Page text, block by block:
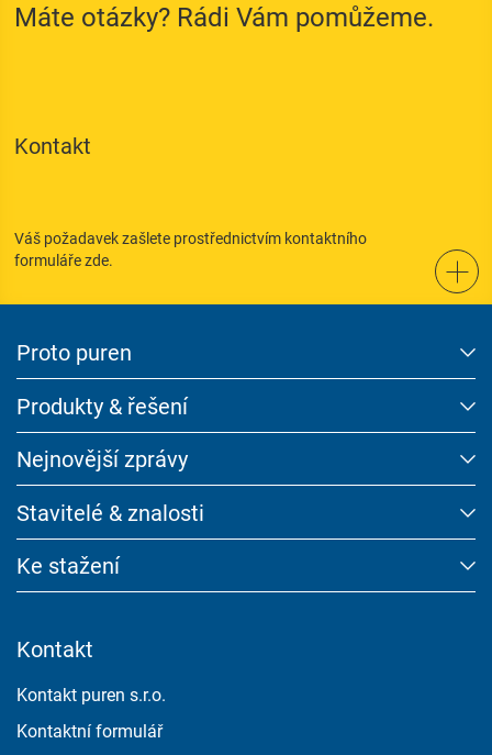
Máte otázky? Rádi Vám pomůžeme.
Kontakt
Váš požadavek zašlete prostřednictvím kontaktního
formuláře zde.
Proto puren
Kontakt
Kontakt puren s.r.o.
Kontaktní formulář
Produkty & řešení
Nejnovější zprávy
Stavitelé & znalosti
Ke stažení
Consent Information
Odmítnout
Imprint Ochrana údajů